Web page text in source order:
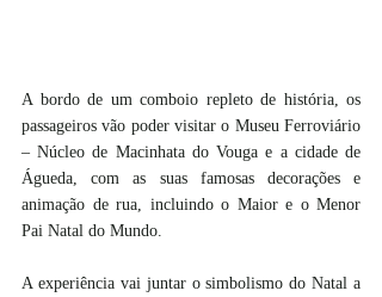
A bordo de um comboio repleto de história, os
passageiros vão poder visitar o Museu Ferroviário
– Núcleo de Macinhata do Vouga e a cidade de
Águeda, com as suas famosas decorações e
animação de rua, incluindo o Maior e o Menor
Pai Natal do Mundo.
A experiência vai juntar o simbolismo do Natal a